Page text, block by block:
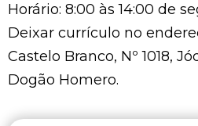
Horário: 8:00 às 14:00 de
Deixar currículo no
Castelo Branco, Nº 1018,
Dogão Homero.